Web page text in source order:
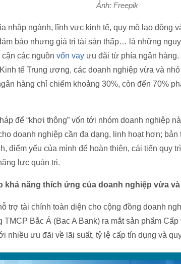
Ảnh: Freepik
nhập ngành, lĩnh vực kinh tế, quy mô lao động
bảo nhưng giá trị tài sản thấp… là những
các nguồn vốn vay ưu đãi từ phía ngân
tế Trung ương, các doanh nghiệp vừa và
hàng chỉ chiếm khoảng 30%, còn đến 70%
để “khơi thông” vốn tới nhóm doanh nghiệp
doanh nghiệp cần đa dạng, linh hoạt hơn;
điểm yếu của mình để hoàn thiện, cái tiến quy
lực quản trị.
khả năng thích ứng của doanh nghiệp vừa
trợ tài chính toàn diện cho cộng đồng doanh
TMCP Bắc Á (Bac A Bank) ra mắt sản phẩm
nhiều ưu đãi về lãi suất, tỷ lệ cấp tín dụng và